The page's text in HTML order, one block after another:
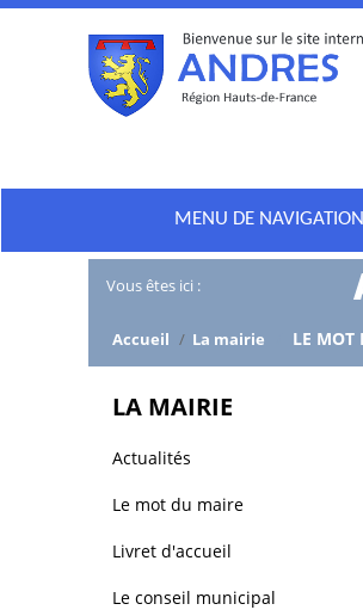
MENU DE NAVIGATION
Vous êtes ici :
Accueil / La mairie LE MOT
LA MAIRIE
Actualités
Le mot du maire
Livret d'accueil
Le conseil municipal